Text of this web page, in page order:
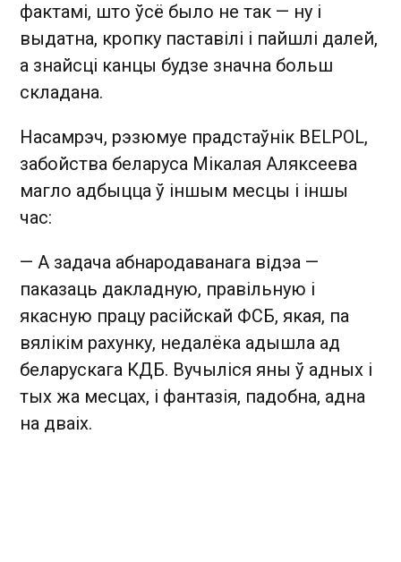
фактамі, што ўсё было не так — ну і
выдатна, кропку паставілі і пайшлі далей,
а знайсці канцы будзе значна больш
складана.
Насамрэч, рэзюмуе прадстаўнік BELPOL,
забойства беларуса Мікалая Аляксеева
магло адбыцца ў іншым месцы і іншы
час:
— А задача абнародаванага відэа —
паказаць дакладную, правільную і
якасную працу расійскай ФСБ, якая, па
вялікім рахунку, недалёка адышла ад
беларускага КДБ. Вучыліся яны ў адных і
тых жа месцах, і фантазія, падобна, адна
на дваіх.